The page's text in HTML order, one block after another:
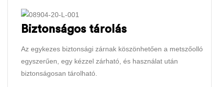
Biztonságos tárolás
Az egykezes biztonsági zárnak köszönhetően a metszőolló
egyszerűen, egy kézzel zárható, és használat után
biztonságosan tárolható.